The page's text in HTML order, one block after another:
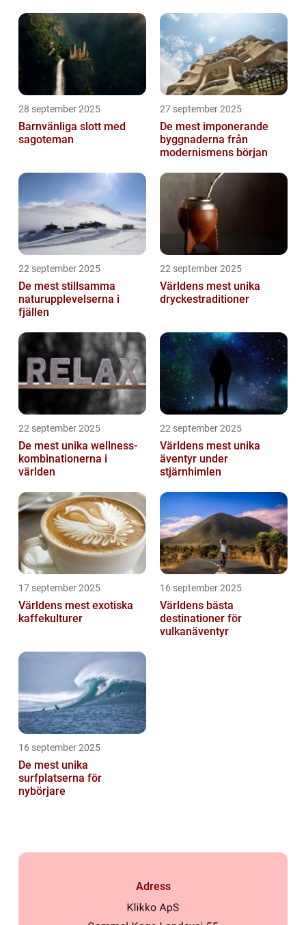
28 september 2025
Barnvänliga slott med
sagoteman
27 september 2025
De mest imponerande
byggnaderna från
modernismens början
22 september 2025
De mest stillsamma
naturupplevelserna i
fjällen
22 september 2025
Världens mest unika
dryckestraditioner
22 september 2025
De mest unika wellness-
kombinationerna i
världen
22 september 2025
Världens mest unika
äventyr under
stjärnhimlen
17 september 2025
Världens mest exotiska
kaffekulturer
16 september 2025
Världens bästa
destinationer för
vulkanäventyr
16 september 2025
De mest unika
surfplatserna för
nybörjare
Adress